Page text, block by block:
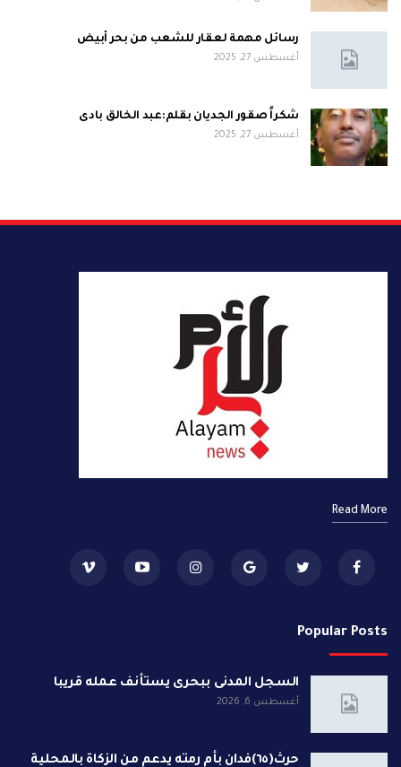
رسائل مهمة لعقار للشعب من بحر أبيض
أغسطس 27, 2025
شكراً صقور الجديان بقلم:عبد الخالق بادى
أغسطس 27, 2025
Read More
Popular Posts
السجل المدنى ببحرى يستأنف عمله قريبا
أغسطس 6, 2026
حرث(٦٥)فدان بأم رمته يدعم من الزكاة بالمحلية